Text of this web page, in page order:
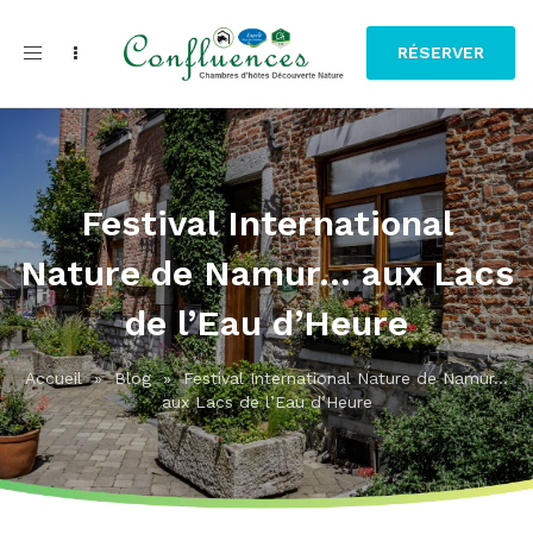
Toggle
RÉSERVER
Festival International
Nature de Namur... aux Lacs
de l’Eau d’Heure
Accueil»Blog»Festival International Nature de Namur...
aux Lacs de l’Eau d’Heure